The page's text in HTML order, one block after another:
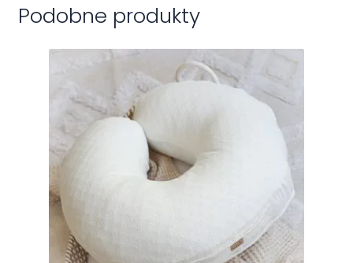
Podobne produkty